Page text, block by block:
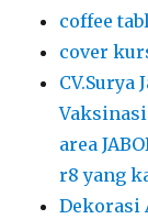
coffee
cover
CV.Surya
area
r8 yang
Dekorasi